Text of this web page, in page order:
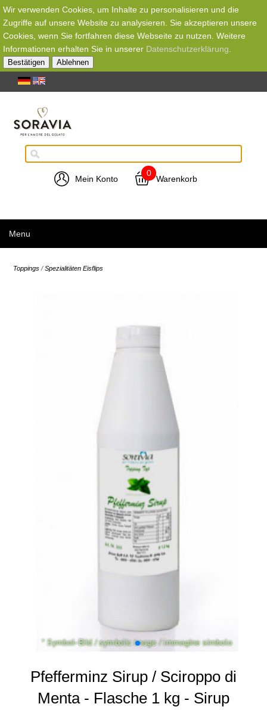
Wir verwenden Cookies, um Inhalte zu personalisieren und die
Zugriffe auf unsere Website zu analysieren. Sie akzeptieren unsere
Cookies, wenn Sie fortfahren diese Webseite zu nutzen. Weitere
Informationen erhalten Sie in unserer Datenschutzerklärung
Bestätigen Ablehnen
Mein Konto
0
Warenkorb
Menu
Toppings /Spezialitäten Eisflips
Pfefferminz Sirup / Sciroppo di
Menta - Flasche 1 kg - Sirup